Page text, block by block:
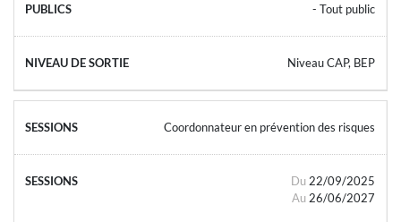
- Tout public
Niveau CAP, BEP
Coordonnateur en prévention des risques
Du 22/09/2025
Au 26/06/2027